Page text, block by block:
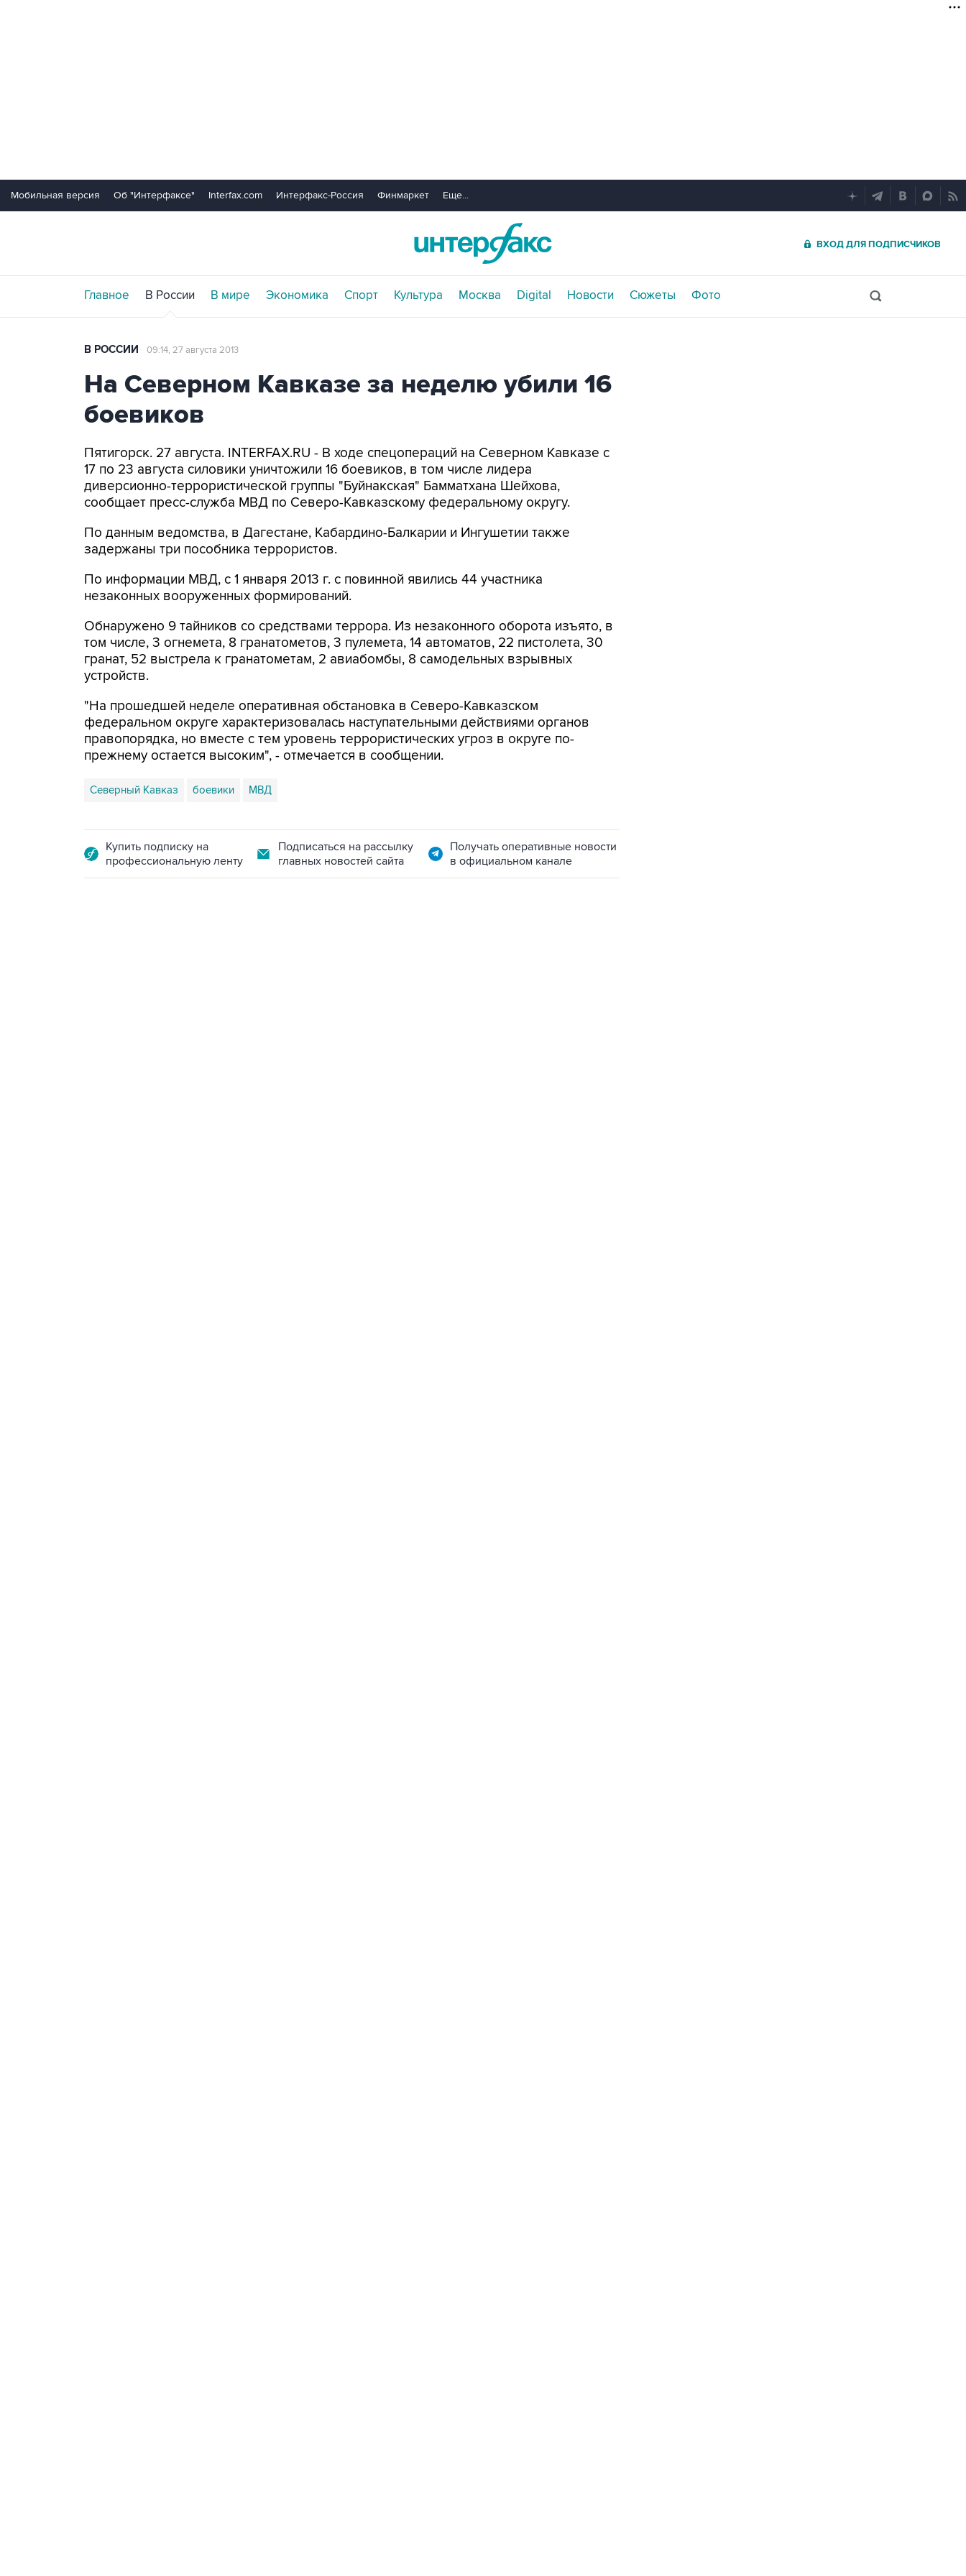
Мобильная версия Об "Интерфаксе" Interfax.com Интерфакс-Россия Финмаркет Еще...
ВХОД ДЛЯ ПОДПИСЧИКОВ
Главное В России В мире Экономика Спорт Культура Москва Digital Новости Сюжеты Фото
В РОССИИ 09:14, 27 августа 2013
На Северном Кавказе за неделю убили 16
боевиков
Пятигорск. 27 августа. INTERFAX.RU - В ходе спецопераций на Северном Кавказе с
17 по 23 августа силовики уничтожили 16 боевиков, в том числе лидера
диверсионно-террористической группы "Буйнакская" Бамматхана Шейхова,
сообщает пресс-служба МВД по Северо-Кавказскому федеральному округу.
По данным ведомства, в Дагестане, Кабардино-Балкарии и Ингушетии также
задержаны три пособника террористов.
По информации МВД, с 1 января 2013 г. с повинной явились 44 участника
незаконных вооруженных формирований.
Обнаружено 9 тайников со средствами террора. Из незаконного оборота изъято, в
том числе, 3 огнемета, 8 гранатометов, 3 пулемета, 14 автоматов, 22 пистолета, 30
гранат, 52 выстрела к гранатометам, 2 авиабомбы, 8 самодельных взрывных
устройств.
"На прошедшей неделе оперативная обстановка в Северо-Кавказском
федеральном округе характеризовалась наступательными действиями органов
правопорядка, но вместе с тем уровень террористических угроз в округе по-
прежнему остается высоким", - отмечается в сообщении.
Северный Кавказ боевики МВД
Купить подписку на
профессиональную ленту
Подписаться на рассылку
главных новостей сайта
Получать оперативные новости
в официальном канале